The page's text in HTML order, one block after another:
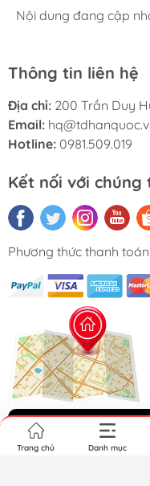
Nội dung đang cập
Nội dung đang cập
Nội dung đang cập
Thông tin liên hệ
Địa chỉ: 200 Trần Duy
Email:
Hotline: 0981.509.019
Kết nối với chúng
Phương thức thanh toán
Hệ thống cửa
Trang chủ Danh mục